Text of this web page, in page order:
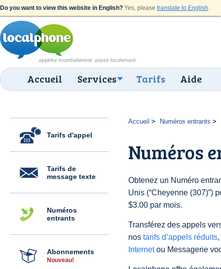
Do you want to view this website in English? Yes, please translate to English.
Accueil Services Tarifs Aide
Tarifs d'appel
Tarifs de
message texte
Numéros
entrants
Abonnements
Nouveau!
Accueil Numéros entrants
Numéros
Obtenez un Numéro
Unis (“Cheyenne (307)”)
$3.00 par mois.
Transférez des appels
nos tarifs d’appels réduits
Internetou Messagerie